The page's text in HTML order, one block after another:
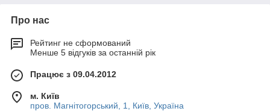
Про нас
Рейтинг не сформований
Менше 5 відгуків за останній рік
Працює з 09.04.2012
м. Київ
пров. Магнітогорський, 1, Київ, Україна